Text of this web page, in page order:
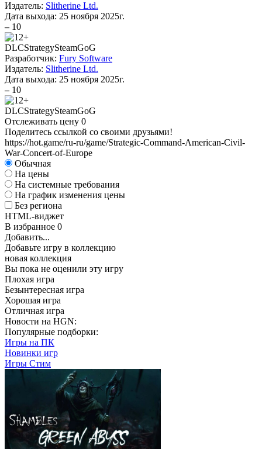
Издатель: Slitherine Ltd.
Дата выхода: 25 ноября 2025г.
– 10
DLCStrategySteamGoG
Разработчик: Fury Software
Издатель: Slitherine Ltd.
Дата выхода: 25 ноября 2025г.
– 10
DLCStrategySteamGoG
Отслеживать цену 0
Поделитесь ссылкой со своими друзьями!
https://hot.game/ru-ru/game/Strategic-Command-American-Civil-
War-Concert-of-Europe
Обычная
На цены
На системные требования
На график изменения цены
Без региона
HTML-виджет
В избранное 0
Добавить...
Добавьте игру в коллекцию
новая коллекция
Вы пока не оценили эту игру
Плохая игра
Безынтересная игра
Хорошая игра
Отличная игра
Новости на HGN:
Популярные подборки:
Игры на ПК
Новинки игр
Игры Стим